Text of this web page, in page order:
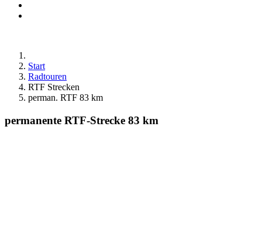
Start
Radtouren
RTF Strecken
perman. RTF 83 km
permanente RTF-Strecke 83 km